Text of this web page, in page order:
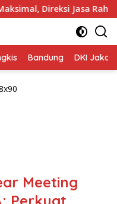
Tinjau Korban
Bandung DKI
Meeting